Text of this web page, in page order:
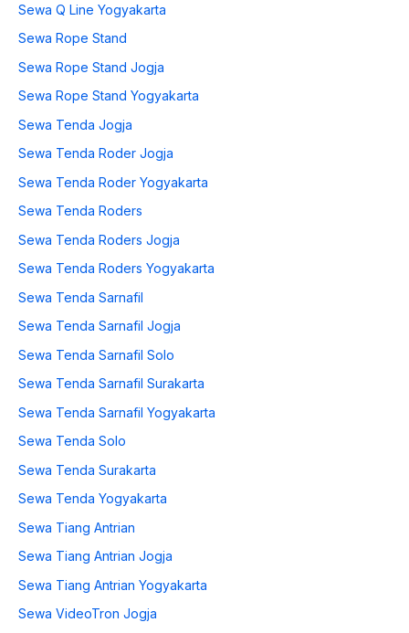
Sewa Q Line Yogyakarta
Sewa Rope Stand
Sewa Rope Stand Jogja
Sewa Rope Stand Yogyakarta
Sewa Tenda Jogja
Sewa Tenda Roder Jogja
Sewa Tenda Roder Yogyakarta
Sewa Tenda Roders
Sewa Tenda Roders Jogja
Sewa Tenda Roders Yogyakarta
Sewa Tenda Sarnafil
Sewa Tenda Sarnafil Jogja
Sewa Tenda Sarnafil Solo
Sewa Tenda Sarnafil Surakarta
Sewa Tenda Sarnafil Yogyakarta
Sewa Tenda Solo
Sewa Tenda Surakarta
Sewa Tenda Yogyakarta
Sewa Tiang Antrian
Sewa Tiang Antrian Jogja
Sewa Tiang Antrian Yogyakarta
Sewa VideoTron Jogja